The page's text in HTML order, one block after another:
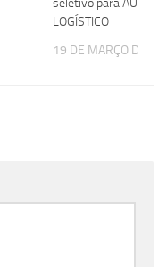
LOGÍSTICO
19 DE MARÇO DE